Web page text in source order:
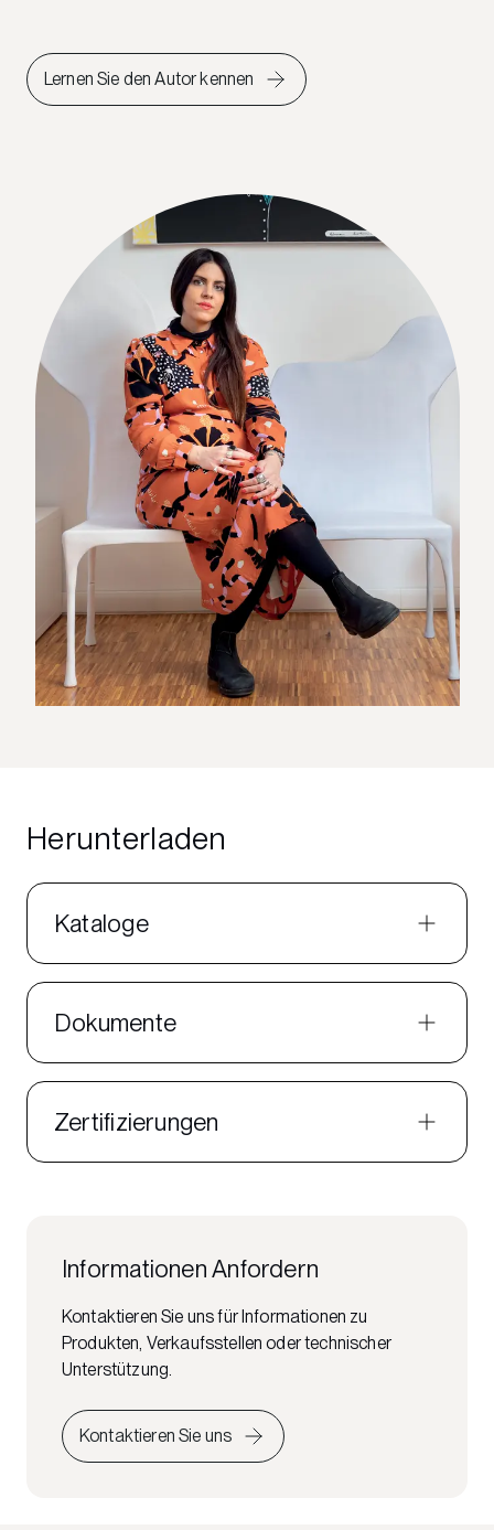
Lernen Sie den Autor kennen
Herunterladen
Kataloge
Dokumente
Zertifizierungen
Informationen Anfordern
Kontaktieren Sie uns für Informationen zu
Produkten, Verkaufsstellen oder technischer
Unterstützung.
Kontaktieren Sie uns